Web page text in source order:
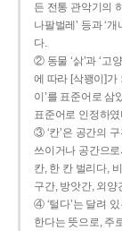
든 전통 관악기의
나팔벌레’ 등과 ‘
다.
② 동물 ‘삵’과 ‘고
에 따라 [삭꽹이]가
이’를 표준어로 삼
표준어로 인정하
③ ‘칸’은 공간의
쓰이거나 공간으
칸, 한 칸 벌리다,
구간, 방앗간, 외양
④ ‘털다’는 달려
한다는 뜻으로, 주